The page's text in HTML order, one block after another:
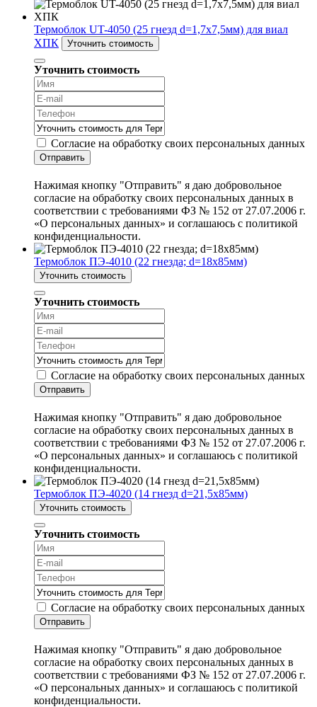
Термоблок UT-4050 (25 гнезд d=1,7х7,5мм) для виал
ХПК
Уточнить стоимость
Уточнить стоимость
Согласие на обработку своих персональных данных
Отправить
Нажимая кнопку "Отправить" я даю добровольное
согласие на обработку своих персональных данных в
соответствии с требованиями ФЗ № 152 от 27.07.2006 г.
«О персональных данных» и соглашаюсь с политикой
конфиденциальности.
Термоблок ПЭ-4010 (22 гнезда; d=18х85мм)
Уточнить стоимость
Уточнить стоимость
Согласие на обработку своих персональных данных
Отправить
Нажимая кнопку "Отправить" я даю добровольное
согласие на обработку своих персональных данных в
соответствии с требованиями ФЗ № 152 от 27.07.2006 г.
«О персональных данных» и соглашаюсь с политикой
конфиденциальности.
Термоблок ПЭ-4020 (14 гнезд d=21,5х85мм)
Уточнить стоимость
Уточнить стоимость
Согласие на обработку своих персональных данных
Отправить
Нажимая кнопку "Отправить" я даю добровольное
согласие на обработку своих персональных данных в
соответствии с требованиями ФЗ № 152 от 27.07.2006 г.
«О персональных данных» и соглашаюсь с политикой
конфиденциальности.